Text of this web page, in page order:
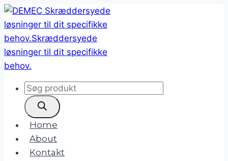
Fortsæt
til
indhold
Products
search
Home
About
Kontakt